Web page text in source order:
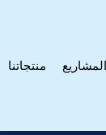
المشاريع منتجاتنا